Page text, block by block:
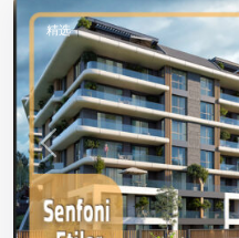
Previous
精选